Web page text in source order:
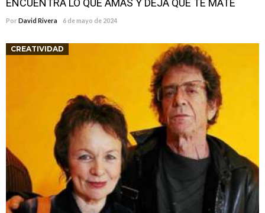
ENCUENTRA LO QUE AMAS Y DEJA QUE TE MATE
Por David Rivera 6 de mayo de 2024
CREATIVIDAD